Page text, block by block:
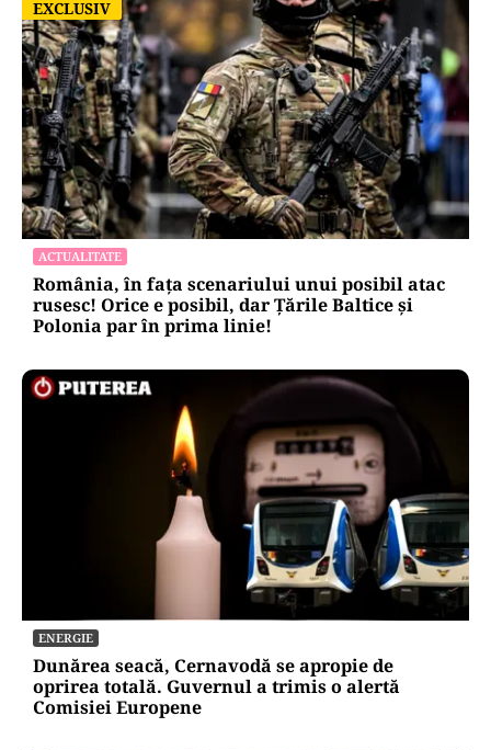
EXCLUSIV
EXCLUSIV
ACTUALITATE
România, în fața scenariului unui posibil atac
rusesc! Orice e posibil, dar Țările Baltice și
Polonia par în prima linie!
ENERGIE
Dunărea seacă, Cernavodă se apropie de
oprirea totală. Guvernul a trimis o alertă
Comisiei Europene